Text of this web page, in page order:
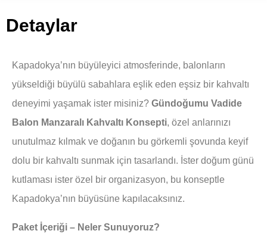
Detaylar
Kapadokya’nın büyüleyici atmosferinde, balonların
yükseldiği büyülü sabahlara eşlik eden eşsiz bir kahvaltı
deneyimi yaşamak ister misiniz? Gündoğumu Vadide
Balon Manzaralı Kahvaltı Konsepti, özel anlarınızı
unutulmaz kılmak ve doğanın bu görkemli şovunda keyif
dolu bir kahvaltı sunmak için tasarlandı. İster doğum günü
kutlaması ister özel bir organizasyon, bu konseptle
Kapadokya’nın büyüsüne kapılacaksınız.
Paket İçeriği – Neler Sunuyoruz?